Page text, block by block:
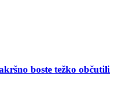
boste težko občutili